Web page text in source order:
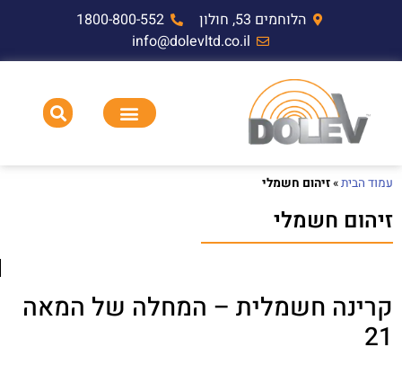
הלוחמים 53, חולון
1800-800-552
info@dolevltd.co.il
עמוד הבית»זיהום חשמלי
זיהום חשמלי
קרינה חשמלית – המחלה של המאה
21